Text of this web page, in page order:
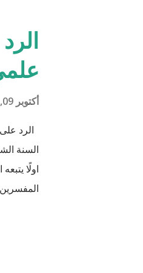
الوقت
الكريم
أكتوبر 09, 2020
الرد
السنة
طبيّاً أن